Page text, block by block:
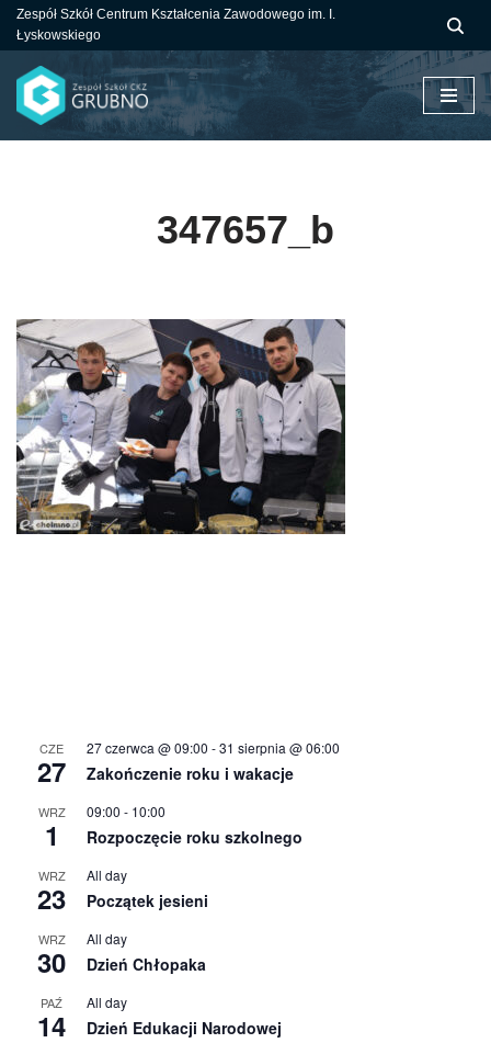
do
treści
Zespół Szkół Centrum Kształcenia Zawodowego im. I.
Łyskowskiego
347657_b
CZE
27
27 czerwca @ 09:00 -31 sierpnia @ 06:00
Zakończenie roku i wakacje
WRZ
1
09:00 - 10:00
Rozpoczęcie roku szkolnego
WRZ
23
All day
Początek jesieni
WRZ
30
All day
Dzień Chłopaka
PAŹ
14
All day
Dzień Edukacji Narodowej